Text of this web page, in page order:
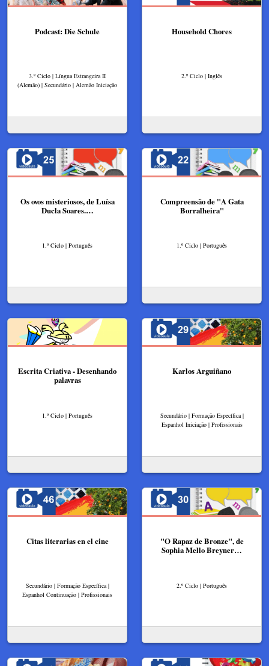
Podcast: Die Schule
3.º Ciclo | Língua Estrangeira II
(Alemão) | Secundário | Alemão Iniciação
Household Chores
2.º Ciclo | Inglês
Os ovos misteriosos, de Luísa
Ducla Soares.…
1.º Ciclo | Português
Compreensão de "A Gata
Borralheira"
1.º Ciclo | Português
Escrita Criativa - Desenhando
palavras
1.º Ciclo | Português
Karlos Arguiñano
Secundário | Formação Específica |
Espanhol Iniciação | Profissionais
Citas literarias en el cine
Secundário | Formação Específica |
Espanhol Continuação | Profissionais
"O Rapaz de Bronze", de
Sophia Mello Breyner…
2.º Ciclo | Português